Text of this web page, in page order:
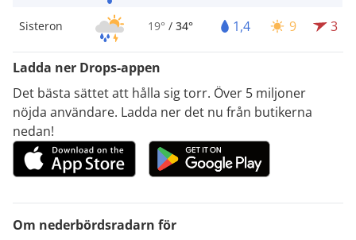
Sisteron 19° / 34° 1,4 9 3
Ladda ner Drops-appen
Det bästa sättet att hålla sig torr. Över 5 miljoner
nöjda användare. Ladda ner det nu från butikerna
nedan!
Om nederbördsradarn för